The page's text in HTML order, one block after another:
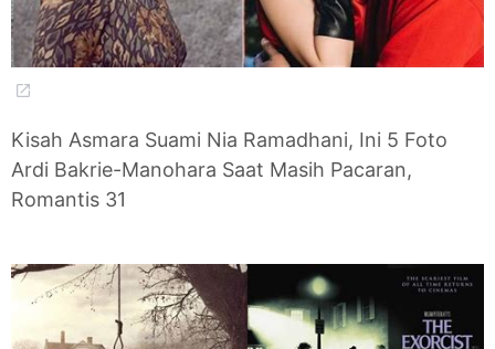
Kisah Asmara Suami Nia Ramadhani, Ini 5 Foto
Ardi Bakrie-Manohara Saat Masih Pacaran,
Romantis 31